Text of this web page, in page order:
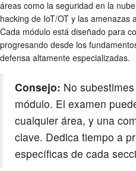
áreas como la seguridad en la
hacking de IoT/OT y las amenazas
Cada módulo está diseñado para
progresando desde los
defensa altamente especializadas.
Consejo: No
módulo. El examen
cualquier área, y una
clave. Dedica tiempo a
específicas de cada